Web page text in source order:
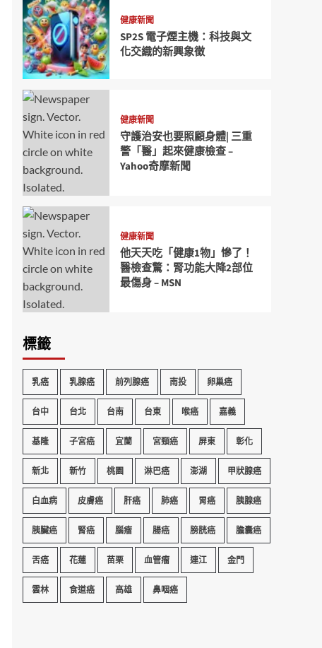
健康新聞
SP2S 電子煙主機：科技與文
化交織的新興象徵
健康新聞
守護治安也要照顧身體| 三重
警「醫」起來健康檢查 –
Yahoo奇摩新聞
健康新聞
他天天吃「健康1物」慘了！
醫檢查驚：腎功能大降2部位
最傷身 – MSN
標籤
乳癌 乳腺癌 前列腺癌 南投 卵巢癌
台中 台北 台南 台東 喉癌 嘉義
基隆 子宮癌 宜蘭 宮頸癌 屏東 彰化
新北 新竹 桃園 淋巴癌 澎湖 甲狀腺癌
白血病 皮膚癌 肝癌 肺癌 胃癌 胰腺癌
胰臟癌 腎癌 腦瘤 腸癌 膀胱癌 膽囊癌
舌癌 花蓮 苗栗 血管瘤 連江 金門
雲林 食道癌 高雄 鼻咽癌